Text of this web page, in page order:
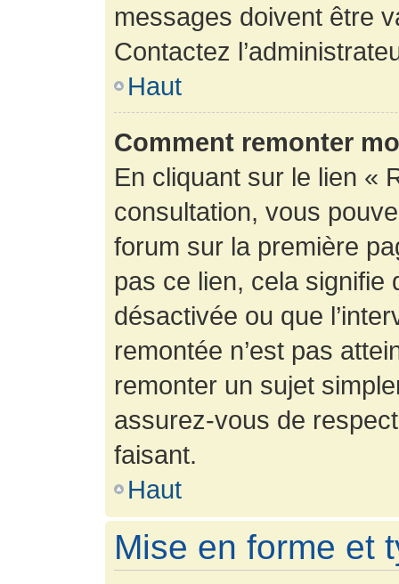
messages doivent être
Contactez
Haut
Comment remonter
En cliquant sur le lien «
consultation, vous
forum sur la première
pas ce lien, cela signifie
désactivée ou que
remontée n’est pas
remonter un sujet
assurez-vous de
faisant.
Haut
Mise en forme et